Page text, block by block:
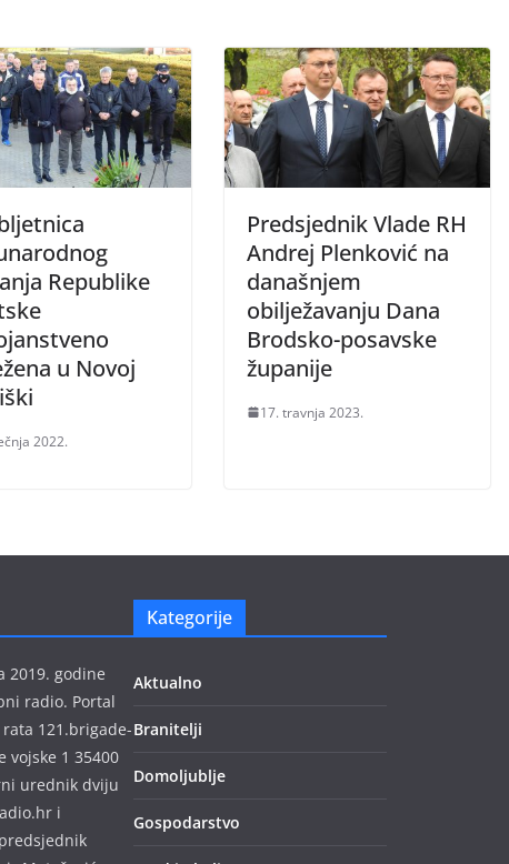
Republike
u Novoj
2022.
Predsjednik Vlade RH
Andrej Plenković na
današnjem
obilježavanju Dana
Brodsko-posavske
županije
17. travnja 2023.
2019. godine
radio. Portal
121.brigade-
vojske 1 35400
urednik dviju
i
Kategorije
Aktualno
Branitelji
Domoljublje
Gospodarstvo